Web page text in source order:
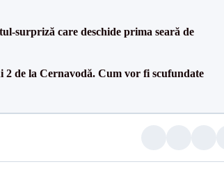
surpriză care deschide prima seară de
de la Cernavodă. Cum vor fi scufundate